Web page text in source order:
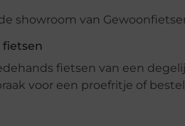
fietsen
fietsen van een
voor een proefritje of